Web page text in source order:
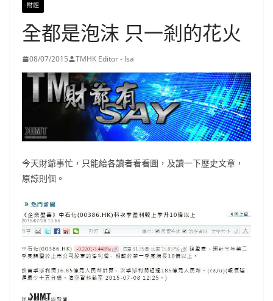
財經
全都是泡沫 只一剎的花火
08/07/2015 TMHK Editor - Isa
今天財爺事忙，只能給各讀者看看圖，及讀一下歷史文章，
原諒則個。